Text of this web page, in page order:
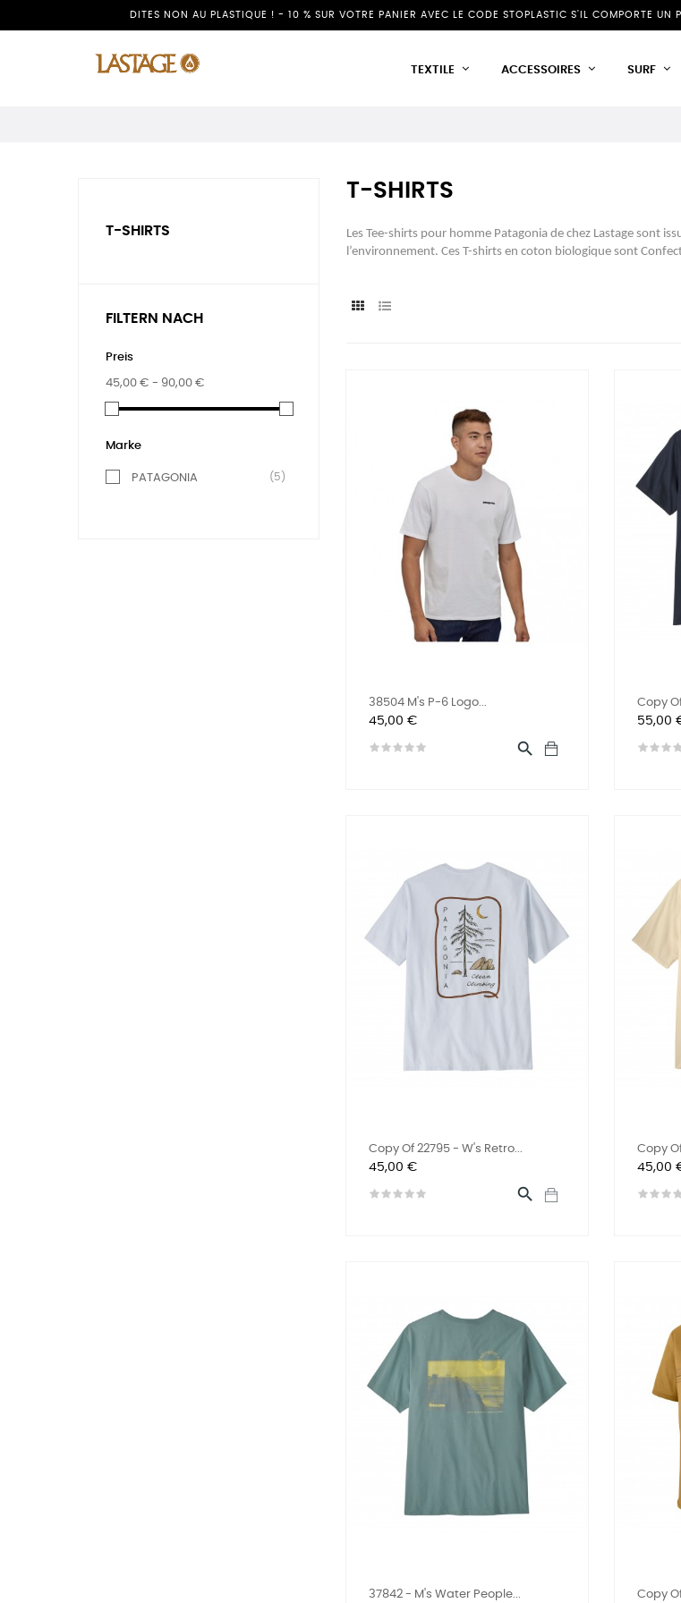
DITES NON AU PLASTIQUE ! - 10 % SUR VOTRE PANIER AVEC LE CODE STOPLASTIC S'IL COMPORTE UN
TEXTILE ACCESSOIRES SURF
T-SHIRTS
FILTERN NACH
Preis
45,00 € - 90,00 €
Marke
PATAGONIA (5)
T-SHIRTS
Les Tee-shirts pour homme Patagonia de chez Lastage sont
l’environnement. Ces T-shirts en coton biologique sont
38504 M's P-6 Logo...
Preis
45,00 €

Copy
Preis
55,00
Copy Of 22795 - W's Retro...
Preis
45,00 €

Copy
Preis
45,00
37842 - M's Water People... Copy